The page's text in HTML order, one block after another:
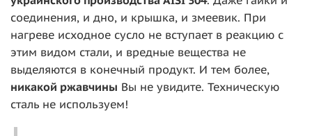
соединения, и дно, и крышка, и змеевик. При
нагреве исходное сусло не вступает в реакцию с
этим видом стали, и вредные вещества не
выделяются в конечный продукт. И тем более,
никакой ржавчины Вы не увидите. Техническую
сталь не используем!